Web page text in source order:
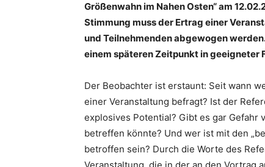
Größenwahn im Nahen Osten“ am
Stimmung muss der Ertrag einer
und Teilnehmenden abgewogen
einem späteren Zeitpunkt in geeigneter
Der Beobachter ist erstaunt: Seit wann
einer Veranstaltung befragt? Ist der
explosives Potential? Gibt es gar Gefahr
betreffen könnte? Und wer ist mit den
betroffen sein? Durch die Worte des